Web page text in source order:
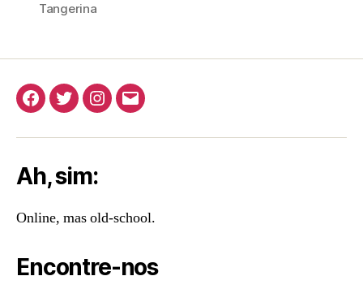
Tangerina
Facebook
TwitterInstagram
E-
Ah, sim:
Online, mas old-school.
Encontre-nos